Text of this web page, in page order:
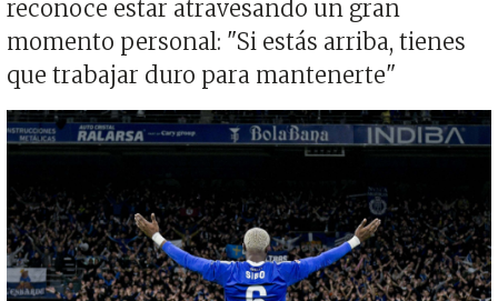
reconoce estar atravesando un gran
momento personal: "Si estás arriba, tienes
que trabajar duro para mantenerte"
Imagen